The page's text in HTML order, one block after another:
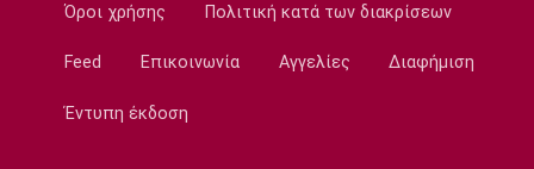
21:50
Super League 2
21:35
Όροι χρήσης Πολιτική κατά των διακρίσεων
Feed Επικοινωνία Αγγελίες Διαφήμιση
Έντυπη έκδοση